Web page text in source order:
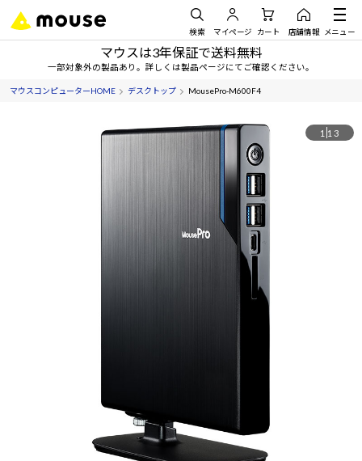
検索 マイページ カート 店舗情報 メニュー
マウスは3年保証で送料無料
一部対象外の製品あり。詳しくは製品ページにてご確認ください。
マウスコンピューターHOME デスクトップ MousePro-M600F4
1 13